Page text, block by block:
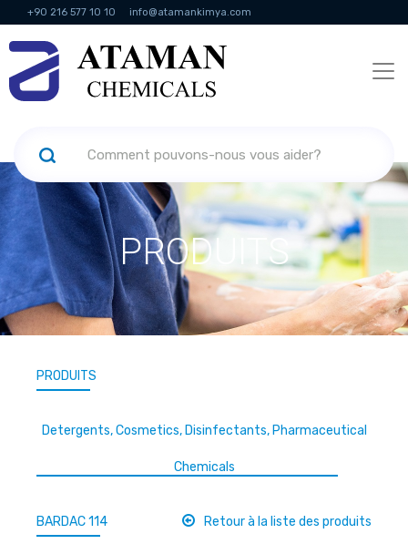
+90 216 577 10 10 info@atamankimya.com
KVKK Politikası Services de la société de l'information
humaines
PRODUITS
PRODUITS
Detergents, Cosmetics, Disinfectants, Pharmaceutical
Chemicals
BARDAC 114 Retour à la liste des produits